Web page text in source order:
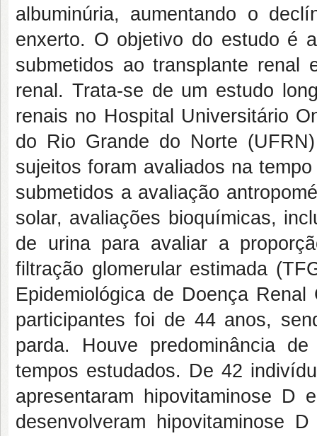
albuminúria, aumentando o
enxerto. O objetivo do estudo é
submetidos ao transplante renal
renal. Trata-se de um estudo
renais no Hospital Universitário
do Rio Grande do Norte
sujeitos foram avaliados na
submetidos a avaliação
solar, avaliações bioquímicas,
de urina para avaliar a
filtração glomerular estimada
Epidemiológica de Doença
participantes foi de 44 anos,
parda. Houve predominância
tempos estudados. De 42
apresentaram hipovitaminose D
desenvolveram hipovitaminose